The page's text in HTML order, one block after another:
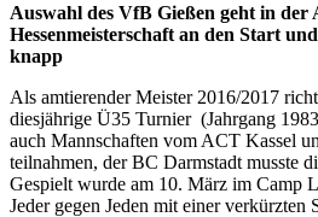
Auswahl des VfB Gießen geht in der
Hessenmeisterschaft an den Start
knapp
Als amtierender Meister 2016/2017
diesjährige Ü35 Turnier (Jahrgang
auch Mannschaften vom ACT Kassel
teilnahmen, der BC Darmstadt musste
Gespielt wurde am 10. März im Camp
Jeder gegen Jeden mit einer